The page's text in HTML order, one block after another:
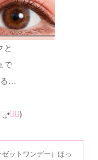
と
で
る…
๑॓)
ットワンデー）ほっ